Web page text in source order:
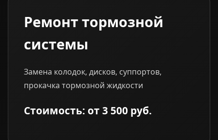
Ремонт тормозной
системы
Замена колодок, дисков, суппортов,
прокачка тормозной жидкости
Стоимость: от 3 500 руб.